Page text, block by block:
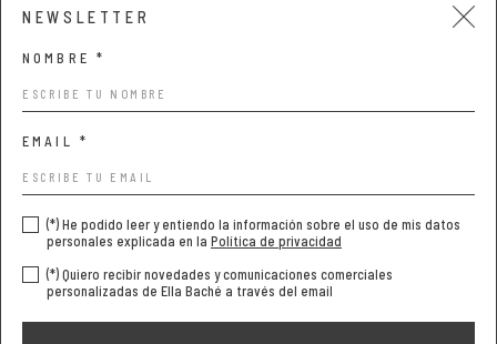
COPYRIGHT © 2026 NATURALBE. TODOS LOS DERECHOS
RESERVADOS
NEWSLETTER
NOMBRE *
EMAIL *
(*) He podido leer y entiendo la información sobre el uso de mis datos
personales explicada en la Política de privacidad
(*) Quiero recibir novedades y comunicaciones comerciales
personalizadas de Ella Baché a través del email